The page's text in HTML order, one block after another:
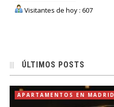
Visitantes de hoy : 607
ÚLTIMOS POSTS
APARTAMENTOS EN MADRID